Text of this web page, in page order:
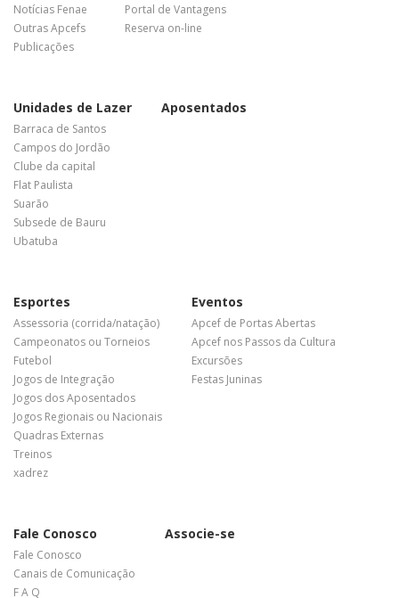
Notícias Fenae
Outras Apcefs
Publicações
Portal de Vantagens
Reserva on-line
Unidades de Lazer
Barraca de Santos
Campos do Jordão
Clube da capital
Flat Paulista
Suarão
Subsede de Bauru
Ubatuba
Aposentados
Esportes
Assessoria (corrida/natação)
Campeonatos ou Torneios
Futebol
Jogos de Integração
Jogos dos Aposentados
Jogos Regionais ou Nacionais
Quadras Externas
Treinos
xadrez
Eventos
Apcef de Portas Abertas
Apcef nos Passos da Cultura
Excursões
Festas Juninas
Fale Conosco
Fale Conosco
Canais de Comunicação
F A Q
Associe-se